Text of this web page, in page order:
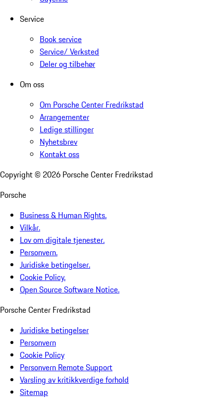
Service
Book service
Service/ Verksted
Deler og tilbehør
Om oss
Om Porsche Center Fredrikstad
Arrangementer
Ledige stillinger
Nyhetsbrev
Kontakt oss
Copyright © 2026 Porsche Center Fredrikstad
Porsche
Business & Human Rights.
Vilkår.
Lov om digitale tjenester.
Personvern.
Juridiske betingelser.
Cookie Policy.
Open Source Software Notice.
Porsche Center Fredrikstad
Juridiske betingelser
Personvern
Cookie Policy
Personvern Remote Support
Varsling av kritikkverdige forhold
Sitemap